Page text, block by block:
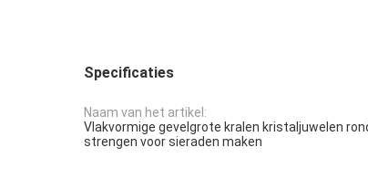
Specificaties
Naam van het artikel:
Vlakvormige gevelgrote kralen kristaljuwelen
strengen voor sieraden maken